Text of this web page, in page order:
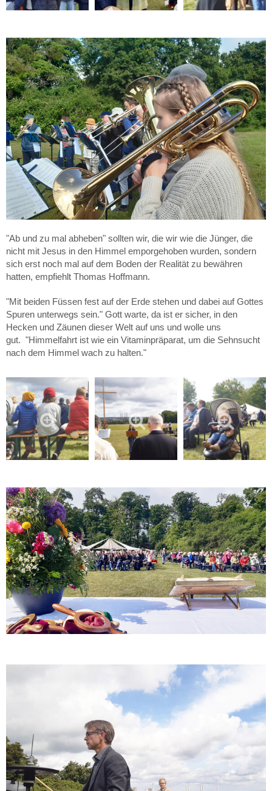
"Ab und zu mal abheben" sollten wir, die wir wie die Jünger, die
nicht mit Jesus in den Himmel emporgehoben wurden, sondern
sich erst noch mal auf dem Boden der Realität zu bewähren
hatten, empfiehlt Thomas Hoffmann.
"Mit beiden Füssen fest auf der Erde stehen und dabei auf Gottes
Spuren unterwegs sein." Gott warte, da ist er sicher, in den
Hecken und Zäunen dieser Welt auf uns und wolle uns
gut. "Himmelfahrt ist wie ein Vitaminpräparat, um die Sehnsucht
nach dem Himmel wach zu halten."